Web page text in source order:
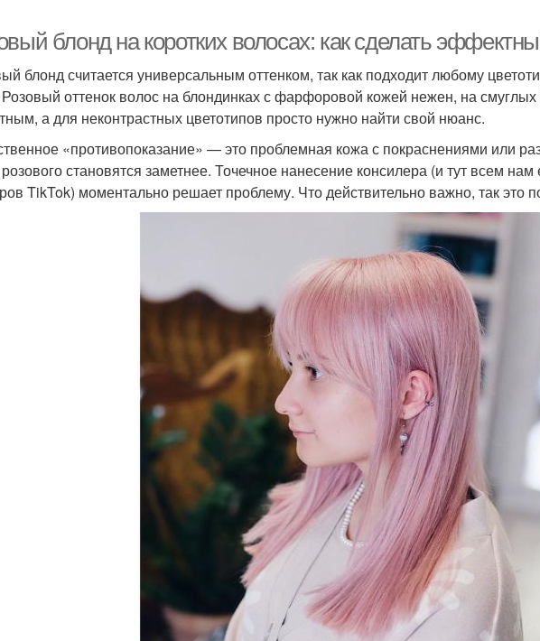
блонд на коротких волосах: как сделать
блонд считается универсальным оттенком, так как подходит любому
оттенок волос на блондинках с фарфоровой кожей нежен, на
а для неконтрастных цветотипов просто нужно найти свой нюанс.
«противопоказание» — это проблемная кожа с покраснениями или
становятся заметнее. Точечное нанесение консилера (и тут всем нам
TikTok) моментально решает проблему. Что действительно важно, так это